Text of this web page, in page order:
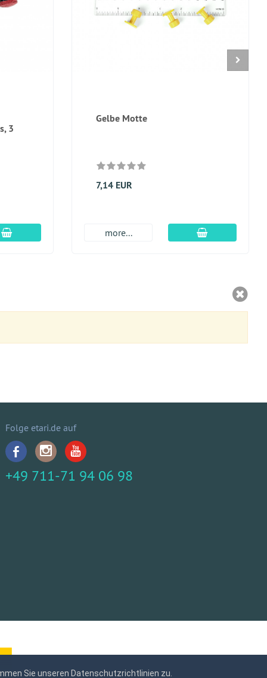
3
Įdėti į krepšį
Gelbe Motte
7,14 EUR
more... Įdėti į krepšį
Folge etari.de auf
+49 711-71 94 06 98
Sie unseren Datenschutzrichtlinien zu.